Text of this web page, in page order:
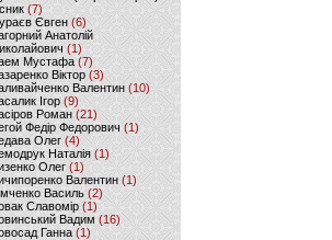
(7)
Євген(6)
Анатолій
(1)
Мустафа (7)
Віктор (3)
Валентин (10)
Ігор(9)
Роман (21)
Федір Федорович(1)
Олег(4)
Наталія(1)
Олег (1)
Валентин (1)
Василь (2)
Славомір (1)
Вадим (16)
Ганна (1)